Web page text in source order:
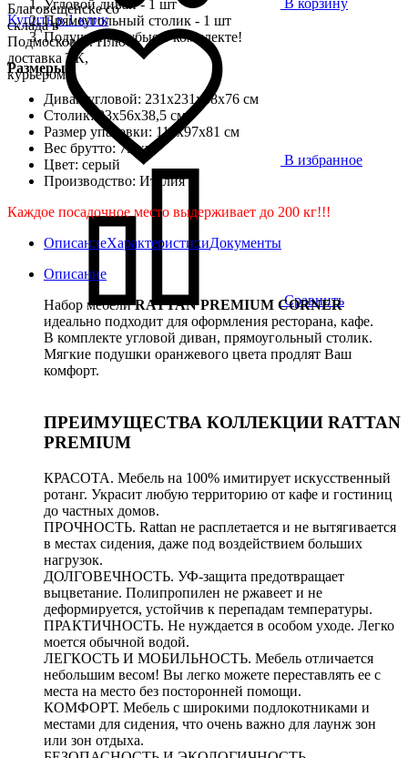
Благовещенске со
склада в
Подмосковье. Плюс
доставка ТК,
курьером
В корзину
Купить в 1 клик
В избранное
Сравнить
Угловой диван - 1 шт
Прямоугольный столик - 1 шт
Подушки голубые в комплекте!
Размеры:
Диван угловой: 231х231х58х76 см
Столик: 93х56х38,5 см
Размер упаковки: 115х97х81 см
Вес брутто: 75 кг
Цвет: серый
Производство: Италия
Каждое посадочное место выдерживает до 200 кг!!!
ОписаниеХарактеристикиДокументы
Описание
Набор мебелиRATTAN PREMIUM CORNER
идеально подходит для оформления ресторана, кафе.
В комплекте угловой диван, прямоугольный столик.
Мягкие подушки оранжевого цвета продлят Ваш
комфорт.
ПРЕИМУЩЕСТВА КОЛЛЕКЦИИ RATTAN
PREMIUM
КРАСОТА. Мебель на 100% имитирует искусственный
ротанг. Украсит любую территорию от кафе и гостиниц
до частных домов.
ПРОЧНОСТЬ. Rattan не расплетается и не вытягивается
в местах сидения, даже под воздействием больших
нагрузок.
ДОЛГОВЕЧНОСТЬ. УФ-защита предотвращает
выцветание. Полипропилен не ржавеет и не
деформируется, устойчив к перепадам температуры.
ПРАКТИЧНОСТЬ. Не нуждается в особом уходе. Легко
моется обычной водой.
ЛЕГКОСТЬ И МОБИЛЬНОСТЬ. Мебель отличается
небольшим весом! Вы легко можете переставлять ее с
места на место без посторонней помощи.
КОМФОРТ. Мебель с широкими подлокотниками и
местами для сидения, что очень важно для лаунж зон
или зон отдыха.